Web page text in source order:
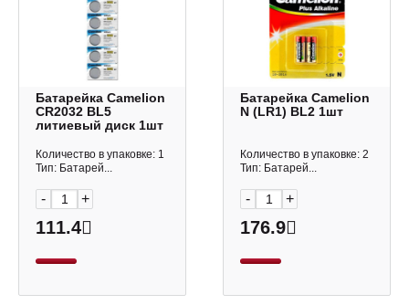
Батарейка Camelion
CR2032 BL5
литиевый диск 1шт
Количество в упаковке: 1
Тип: Батарей...
- +
111.4
Батарейка Camelion
N (LR1) BL2 1шт
Количество в упаковке: 2
Тип: Батарей...
- +
176.9